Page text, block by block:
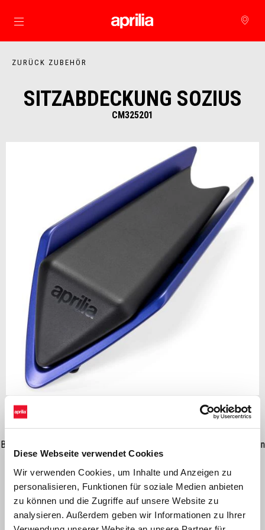
Diese Webseite verwendet Cookies
Wir verwenden Cookies, um Inhalte und Anzeigen zu
personalisieren, Funktionen für soziale Medien anbieten
zu können und die Zugriffe auf unsere Website zu
analysieren. Außerdem geben wir Informationen zu Ihrer
zurück zum Hauptinhalt
ZURÜCK ZUBEHÖR
SITZABDECKUNG SOZIUS
CM325201
Item
Bietet die Möglichkeit, den Soziussitz zu entfernen und das Motorrad in
ein einsitziges Fahrzeug zu verwandeln. Erhältlich in verschiedenen
Farben, um Fahrzeuge Grafiken Einfache Passform und gleiche
Verarbeitung des Fahrzeugs Körper, machen dieses Zubehör der
perfekte letzte Schliff für Solo-Fahrer.